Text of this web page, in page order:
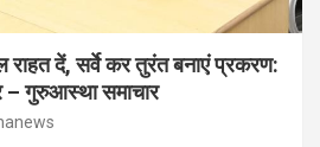
राहत दें, सर्वे कर तुरंत बनाएं प्रकरण:
गुरुआस्था समाचार